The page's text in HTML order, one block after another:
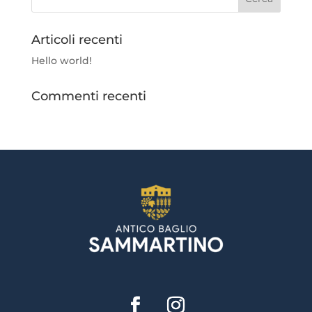
Articoli recenti
Hello world!
Commenti recenti